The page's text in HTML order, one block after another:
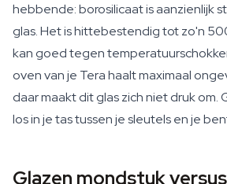
hebbende: borosilicaat is aanzienlijk
glas. Het is hittebestendig tot zo'n
kan goed tegen
oven van je Tera haalt maximaal
daar maakt dit glas zich niet druk om.
los in je tas tussen je sleutels en je
Glazen mondstuk